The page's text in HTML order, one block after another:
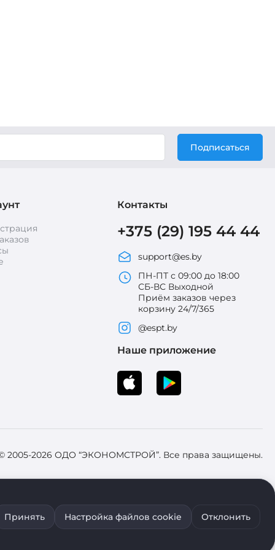
Подписаться
Контакты
+375 (29) 195 44 44
support@es.by
ПН-ПТ с 09:00 до 18:00
СБ-ВС Выходной
Приём заказов через
корзину 24/7/365
@espt.by
Наше приложение
2005-2026 ОДО “ЭКОНОМСТРОЙ”. Все права защищены.
Брестский областной исполнительный комитет 31
cookie воспользуйтесь соответствующими настройками
Принять Настройка файлов cookie Отклонить